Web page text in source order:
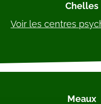
Chelles
Voir les centres
Meaux